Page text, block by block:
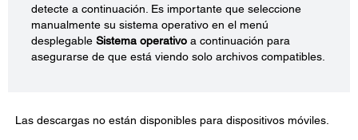
detecte a continuación. Es importante que seleccione
manualmente su sistema operativo en el menú
desplegable Sistema operativo a continuación para
asegurarse de que está viendo solo archivos compatibles.
Las descargas no están disponibles para dispositivos móviles.